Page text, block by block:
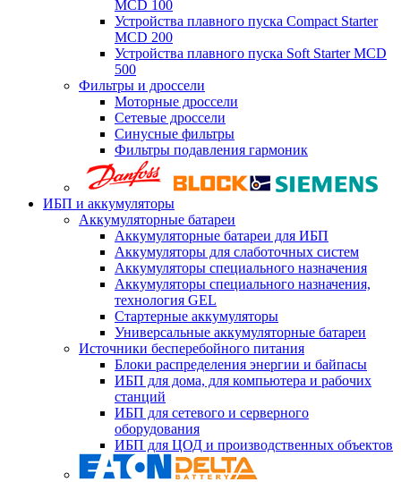
MCD 100
Устройства плавного пуска Compact Starter
MCD 200
Устройства плавного пуска Soft Starter MCD
500
Фильтры и дроссели
Моторные дроссели
Сетевые дроссели
Синусные фильтры
Фильтры подавления гармоник
ИБП и аккумуляторы
Аккумуляторные батареи
Аккумуляторные батареи для ИБП
Аккумуляторы для слаботочных систем
Аккумуляторы специального назначения
Аккумуляторы специального назначения,
технология GEL
Стартерные аккумуляторы
Универсальные аккумуляторные батареи
Источники бесперебойного питания
Блоки распределения энергии и байпасы
ИБП для дома, для компьютера и рабочих
станций
ИБП для сетевого и серверного
оборудования
ИБП для ЦОД и производственных объектов